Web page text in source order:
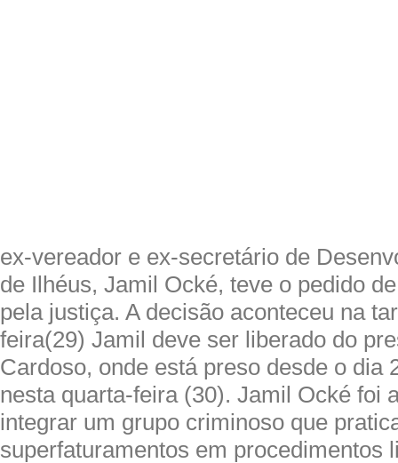
ex-vereador e ex-secretário de
de Ilhéus, Jamil Ocké, teve o pedido
pela justiça. A decisão aconteceu na
feira(29) Jamil deve ser liberado do
Cardoso, onde está preso desde o dia
nesta quarta-feira (30). Jamil Ocké foi
integrar um grupo criminoso que
superfaturamentos em procedimentos